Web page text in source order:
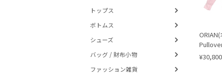
トップス
ボトムス
シューズ
バッグ / 財布小物
ファッション雑貨
¥30,800